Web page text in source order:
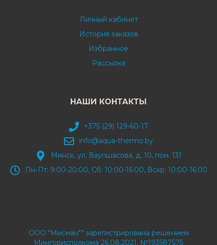
Личный кабинет
История заказов
Избранное
Рассылка
НАШИ КОНТАКТЫ
+375 (29) 129-60-17
info@aqua-thermo.by
Минск, ул. Ваупшасова, д. 10, пом. 131
Пн-Пт: 9:00-20:00, Сб: 10:00-16:00, Вскр: 10:00-16:00
ООО "Мисман"" зарегистрирована решением
Мингорисполкома 26.08.2021, №193587575